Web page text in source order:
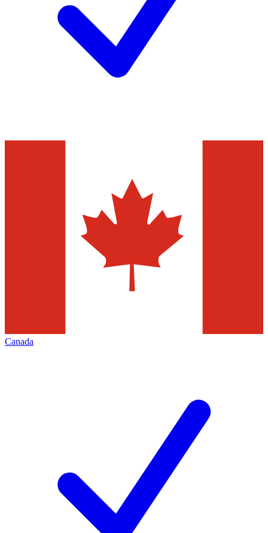
Canada